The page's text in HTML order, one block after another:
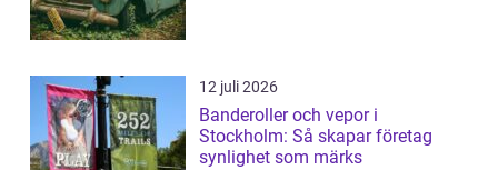
12 juli 2026
Banderoller och vepor i
Stockholm: Så skapar företag
synlighet som märks